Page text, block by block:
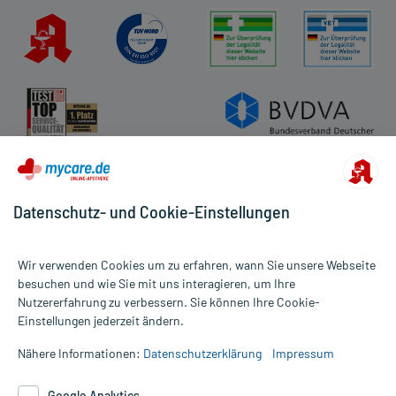
Alle Preise gelten inkl. MwSt., ggf. zzgl. Versandkosten
Informationen auf dieser Website werden ausschließlich für
die Untersuchung und Behandlung durch einen Arzt. Bitte
Datenschutz- und Cookie-Einstellungen
Wir verwenden Cookies um zu erfahren, wann Sie unsere Webseite
besuchen und wie Sie mit uns interagieren, um Ihre
Nutzererfahrung zu verbessern. Sie können Ihre Cookie-
Einstellungen jederzeit ändern.
Nähere Informationen: Datenschutzerklärung Impressum